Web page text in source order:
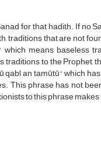
for that hadith. If no
traditions that are not
means baseless
to the Prophet,
an tamūtū" which
This phrase has not
to this phrase